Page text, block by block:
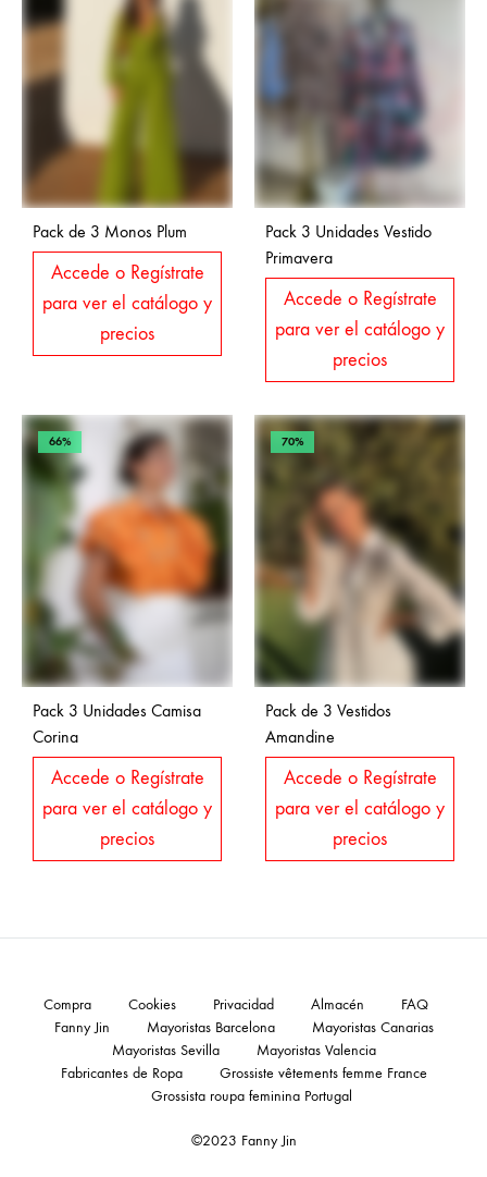
Pack de 3 Monos Plum
Accede o Regístrate
para ver el catálogo y
precios
Pack 3 Unidades Vestido
Primavera
Accede o Regístrate
para ver el catálogo y
precios
66%
Pack 3 Unidades Camisa
Corina
Accede o Regístrate
para ver el catálogo y
precios
70%
Pack de 3 Vestidos
Amandine
Accede o Regístrate
para ver el catálogo y
precios
©2023 Fanny Jin
Compra Cookies Privacidad Almacén
FAQ
Fanny Jin
Mayoristas Barcelona
Mayoristas Canarias
Mayoristas Sevilla
Mayoristas Valencia
Fabricantes de Ropa
Grossiste vêtements femme France
Grossista roupa feminina Portugal